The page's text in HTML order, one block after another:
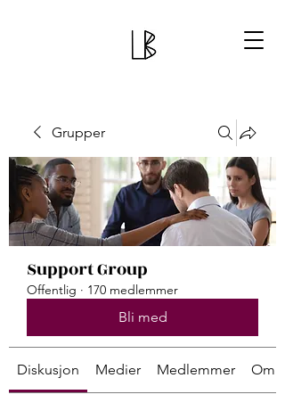
Grupper
Support Group
Offentlig · 170 medlemmer
Bli med
Diskusjon Medier Medlemmer Om